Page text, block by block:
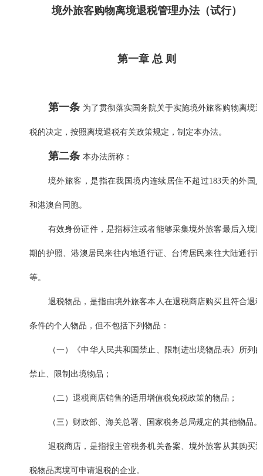
境外旅客购物离境退税管理办法（试行）
第一章 总 则
第一条 为了贯彻落实国务院关于实施境外旅客购物离境退
税的决定，按照离境退税有关政策规定，制定本办法。
第二条 本办法所称：
境外旅客，是指在我国境内连续居住不超过183天的外国人
和港澳台同胞。
有效身份证件，是指标注或者能够采集境外旅客最后入境日
期的护照、港澳居民来往内地通行证、台湾居民来往大陆通行证
等。
退税物品，是指由境外旅客本人在退税商店购买且符合退税
条件的个人物品，但不包括下列物品：
（一）《中华人民共和国禁止、限制进出境物品表》所列的
禁止、限制出境物品；
（二）退税商店销售的适用增值税免税政策的物品；
（三）财政部、海关总署、国家税务总局规定的其他物品。
退税商店，是指报主管税务机关备案、境外旅客从其购买退
税物品离境可申请退税的企业。